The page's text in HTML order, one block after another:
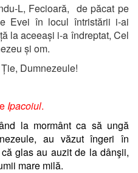
L, Fecioară, de păcat pe
Evei în locul întristării i-ai
la aceeași i-a îndreptat, Cel
și om.
Dumnezeule!
Ipacoiul.
la mormânt ca să ungă
au văzut îngeri în
glas au auzit de la dânşii,
mare milă.